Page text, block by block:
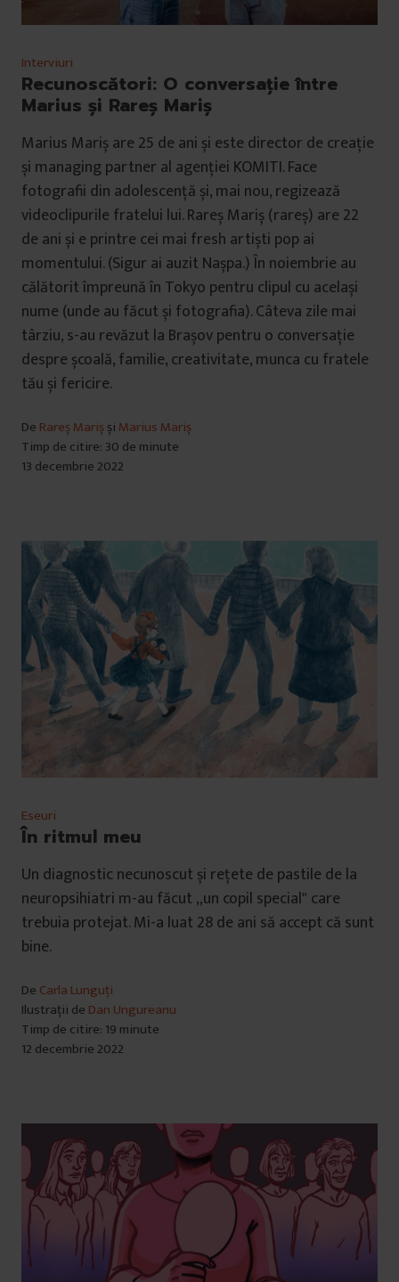
Interviuri
Recunoscători: O conversație între
Marius și Rareș Mariș
Marius Mariș are 25 de ani și este director de creație
și managing partner al agenției KOMITI. Face
fotografii din adolescență și, mai nou, regizează
videoclipurile fratelui lui. Rareș Mariș (rareș) are 22
de ani și e printre cei mai fresh artiști pop ai
momentului. (Sigur ai auzit Nașpa.) În noiembrie au
călătorit împreună în Tokyo pentru clipul cu același
nume (unde au făcut și fotografia). Câteva zile mai
târziu, s-au revăzut la Brașov pentru o conversație
despre școală, familie, creativitate, munca cu fratele
tău și fericire.
De Rareș Marișși Marius Mariș
Timp de citire: 30 de minute
13 decembrie 2022
Eseuri
În ritmul meu
Un diagnostic necunoscut și rețete de pastile de la
neuropsihiatri m-au făcut „un copil special" care
trebuia protejat. Mi-a luat 28 de ani să accept că sunt
bine.
De Carla Lunguți
Ilustrații de Dan Ungureanu
Timp de citire: 19 minute
12 decembrie 2022